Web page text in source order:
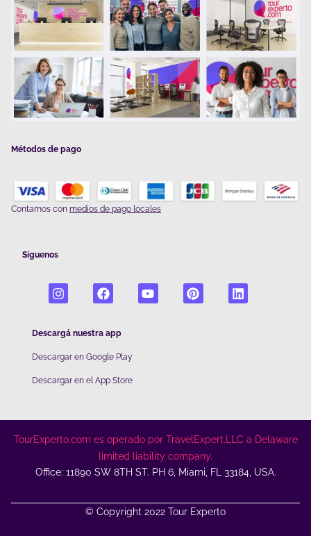
Métodos de pago
Contamos con medios de pago locales
Síguenos
Descargá nuestra app
Descargar en Google Play
Descargar en el App Store
TourExperto.com es operado por TravelExpert.LLC a Delaware
limited liability company.
Office: 11890 SW 8TH ST. PH 6, Miami, FL 33184, USA.
© Copyright 2022 Tour Experto